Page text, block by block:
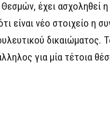
έχει ασχοληθεί η
είναι νέο στοιχείο η
δικαιώματος.
για μία τέτοια